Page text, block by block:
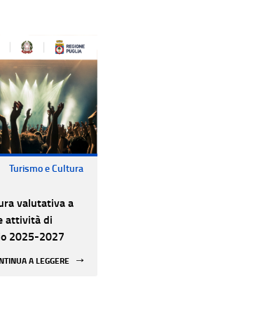
Turismo e Cultura
valutativa a
attività di
2025-2027
A LEGGERE